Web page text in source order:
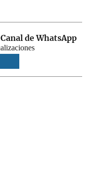
de WhatsApp